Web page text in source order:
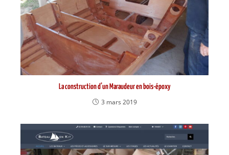
La construction d’un Maraudeur en bois-époxy
3 mars 2019